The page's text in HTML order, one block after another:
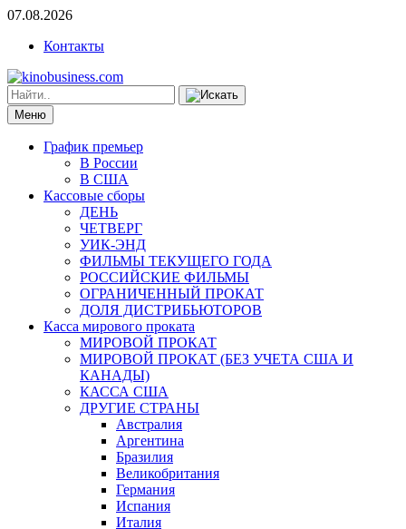
07.08.2026
Контакты
Меню
График премьер
В России
В США
Кассовые сборы
ДЕНЬ
ЧЕТВЕРГ
УИК-ЭНД
ФИЛЬМЫ ТЕКУЩЕГО ГОДА
РОССИЙСКИЕ ФИЛЬМЫ
ОГРАНИЧЕННЫЙ ПРОКАТ
ДОЛЯ ДИСТРИБЬЮТОРОВ
Касса мирового проката
МИРОВОЙ ПРОКАТ
МИРОВОЙ ПРОКАТ (БЕЗ УЧЕТА США И
КАНАДЫ)
КАССА США
ДРУГИЕ СТРАНЫ
Австралия
Аргентина
Бразилия
Великобритания
Германия
Испания
Италия